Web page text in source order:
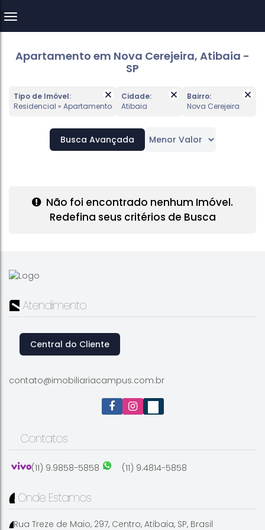
Apartamento em Nova Cerejeira, Atibaia -
SP
Tipo de Imóvel:
Residencial » Apartamento
Cidade:
Atibaia
Bairro:
Nova Cerejeira
Busca Avançada
Não foi encontrado nenhum Imóvel.
Redefina seus critérios de Busca
Atendimento
Central do Cliente
contato@imobiliariacampus.com.br
Contatos
(11) 9.9858-5858 (11) 9.4814-5858
Onde Estamos
Rua Treze de Maio, 297, Centro, Atibaia, SP, Brasil